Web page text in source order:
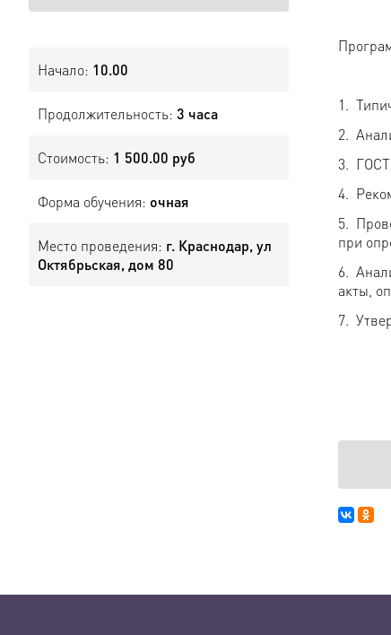
Начало: 10.00
Продолжительность: 3 часа
Стоимость: 1 500.00 руб
Форма обучения: очная
Место проведения: г. Краснодар, ул
Октябрьская, дом 80
1.
2.
3. ГОСТ
4.
5.
при
6.
акты,
7.